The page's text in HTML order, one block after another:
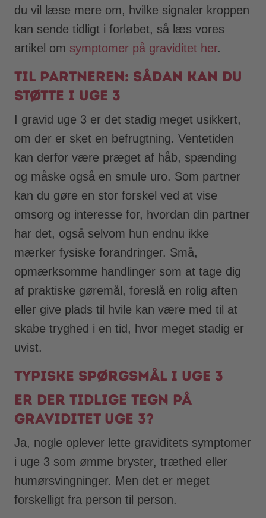
du vil læse mere om, hvilke signaler kroppen
kan sende tidligt i forløbet, så læs vores
artikel om symptomer på graviditet her.
Til partneren: Sådan kan du
støtte i uge 3
I gravid uge 3 er det stadig meget usikkert,
om der er sket en befrugtning. Ventetiden
kan derfor være præget af håb, spænding
og måske også en smule uro. Som partner
kan du gøre en stor forskel ved at vise
omsorg og interesse for, hvordan din partner
har det, også selvom hun endnu ikke
mærker fysiske forandringer. Små,
opmærksomme handlinger som at tage dig
af praktiske gøremål, foreslå en rolig aften
eller give plads til hvile kan være med til at
skabe tryghed i en tid, hvor meget stadig er
uvist.
Typiske spørgsmål i uge 3
Er der tidlige tegn på
graviditet uge 3?
Ja, nogle oplever lette graviditets symptomer
i uge 3 som ømme bryster, træthed eller
humørsvingninger. Men det er meget
forskelligt fra person til person.